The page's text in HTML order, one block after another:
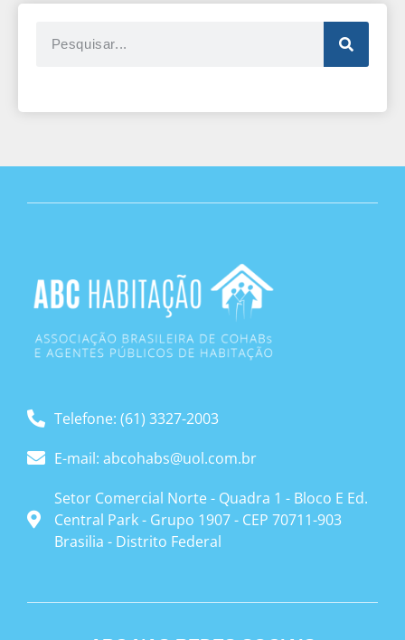
Telefone: (61) 3327-2003
E-mail: abcohabs@uol.com.br
Setor Comercial Norte - Quadra 1 - Bloco E Ed.
Central Park - Grupo 1907 - CEP 70711-903
Brasilia - Distrito Federal